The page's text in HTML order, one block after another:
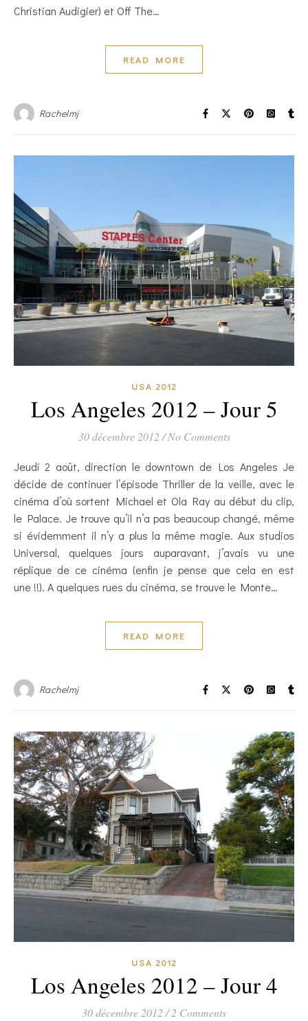
Christian Audigier) et Off The…
READ MORE
Rachelmj
USA 2012
Los Angeles 2012 – Jour 5
30 décembre 2012 / No Comments
Jeudi 2 août, direction le downtown de Los Angeles Je
décide de continuer l’épisode Thriller de la veille, avec le
cinéma d’où sortent Michael et Ola Ray au début du clip,
le Palace. Je trouve qu’il n’a pas beaucoup changé, même
si évidemment il n’y a plus la même magie. Aux studios
Universal, quelques jours auparavant, j’avais vu une
réplique de ce cinéma (enfin je pense que cela en est
une !!). A quelques rues du cinéma, se trouve le Monte…
READ MORE
Rachelmj
USA 2012
Los Angeles 2012 – Jour 4
30 décembre 2012 / 2 Comments